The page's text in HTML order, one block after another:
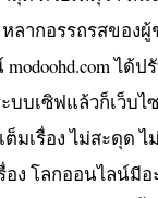
หลากอรรถรสของ
ได้ป
บบเซิฟแล้วก็เว็บไ
มเรื่อง ไม่สะดุด
ง โลกออนไลน์มีอ